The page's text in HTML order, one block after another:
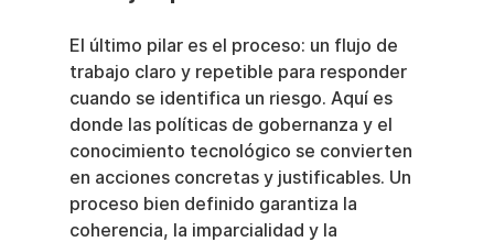
El último pilar es el proceso: un flujo de
trabajo claro y repetible para responder
cuando se identifica un riesgo. Aquí es
donde las políticas de gobernanza y el
conocimiento tecnológico se convierten
en acciones concretas y justificables. Un
proceso bien definido garantiza la
coherencia, la imparcialidad y la